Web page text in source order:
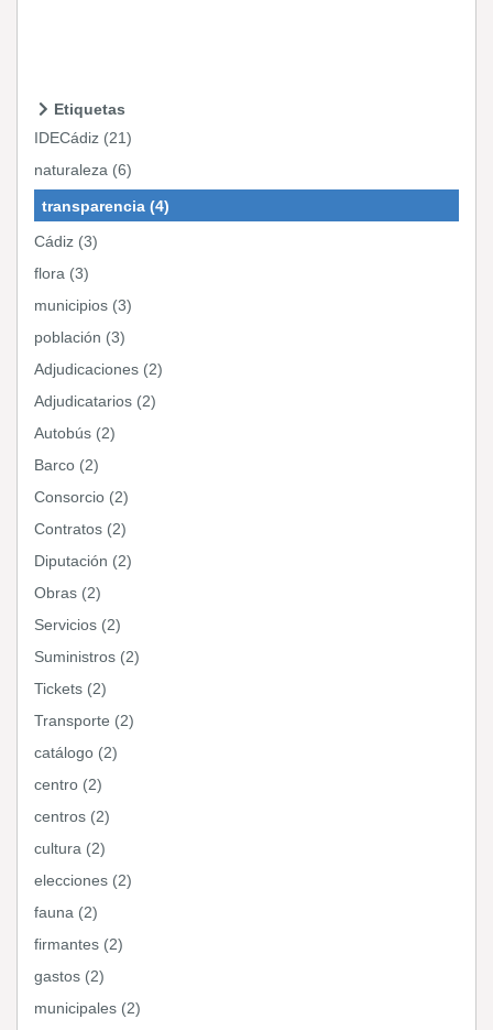
Etiquetas
IDECádiz (21)
naturaleza (6)
transparencia (4)
Cádiz (3)
flora (3)
municipios (3)
población (3)
Adjudicaciones (2)
Adjudicatarios (2)
Autobús (2)
Barco (2)
Consorcio (2)
Contratos (2)
Diputación (2)
Obras (2)
Servicios (2)
Suministros (2)
Tickets (2)
Transporte (2)
catálogo (2)
centro (2)
centros (2)
cultura (2)
elecciones (2)
fauna (2)
firmantes (2)
gastos (2)
municipales (2)